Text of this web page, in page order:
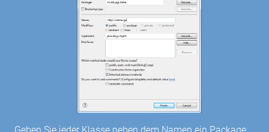
Geben Sie jeder Klasse neben dem Namen ein Package